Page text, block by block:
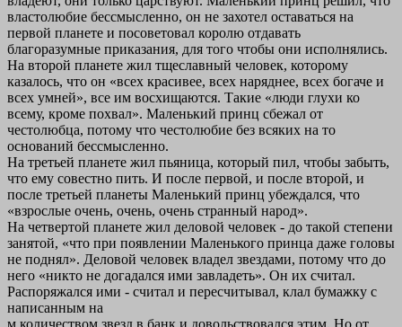
властолюбие бессмысленно, он не захотел оставаться на
первой планете и посоветовал королю отдавать
благоразумные приказания, для того чтобы они исполнялись.
На второй планете жил тщеславный человек, которому
казалось, что он «всех красивее, всех наряднее, всех богаче и
всех умней», все им восхищаются. Такие «люди глухи ко
всему, кроме похвал». Маленький принц сбежал от
честолюбца, потому что честолюбие без всяких на то
оснований бессмысленно.
На третьей планете жил пьяница, который пил, чтобы забыть,
что ему совестно пить. И после первой, и после второй, и
после третьей планеты Маленький принц убеждался, что
«взрослые очень, очень, очень странный народ».
На четвертой планете жил деловой человек - до такой степени
занятой, «что при появлении Маленького принца даже головы
не поднял». Деловой человек владел звездами, потому что до
него «никто не догадался ими завладеть». Он их считал.
Распоряжался ими - считал и пересчитывал, клал бумажку с
написанным на
м количеством звезд в банк и довольствовался этим. Но от